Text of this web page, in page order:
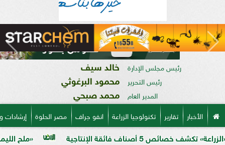
رئيس مجلس الإدارة خالد سيف
رئيس التحرير محمود البرغوثي
المدير العام محمد صبحي
الأخبار تقارير تكنولوجيا الزراعة انفو جراف مصر الحلوة
«ملح الليمون».. الإنتاجية